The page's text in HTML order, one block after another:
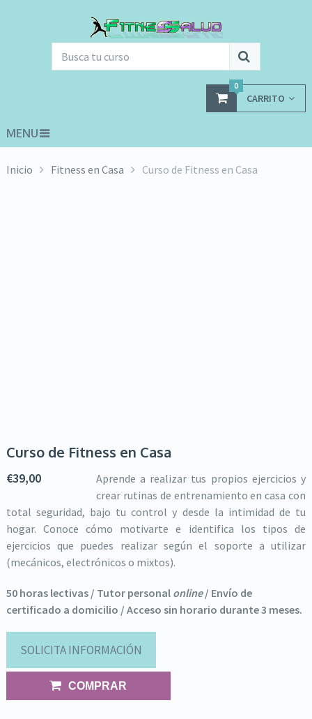
CARRITO
0
MENU
Inicio Fitness en Casa Curso de Fitness en Casa
Curso de Fitness en Casa
€39,00
Aprende a realizar tus propios ejercicios y
crear rutinas de entrenamiento en casa con
total seguridad, bajo tu control y desde la intimidad de tu
hogar. Conoce cómo motivarte e identifica los tipos de
ejercicios que puedes realizar según el soporte a utilizar
(mecánicos, electrónicos o mixtos).
50 horas lectivas / Tutor personal online/ Envío de
certificado a domicilio / Acceso sin horario durante 3 meses.
SOLICITA INFORMACIÓN
COMPRAR